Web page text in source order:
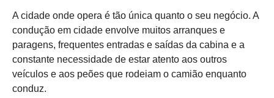
A cidade onde opera é tão única quanto o seu negócio. A
condução em cidade envolve muitos arranques e
paragens, frequentes entradas e saídas da cabina e a
constante necessidade de estar atento aos outros
veículos e aos peões que rodeiam o camião enquanto
conduz.